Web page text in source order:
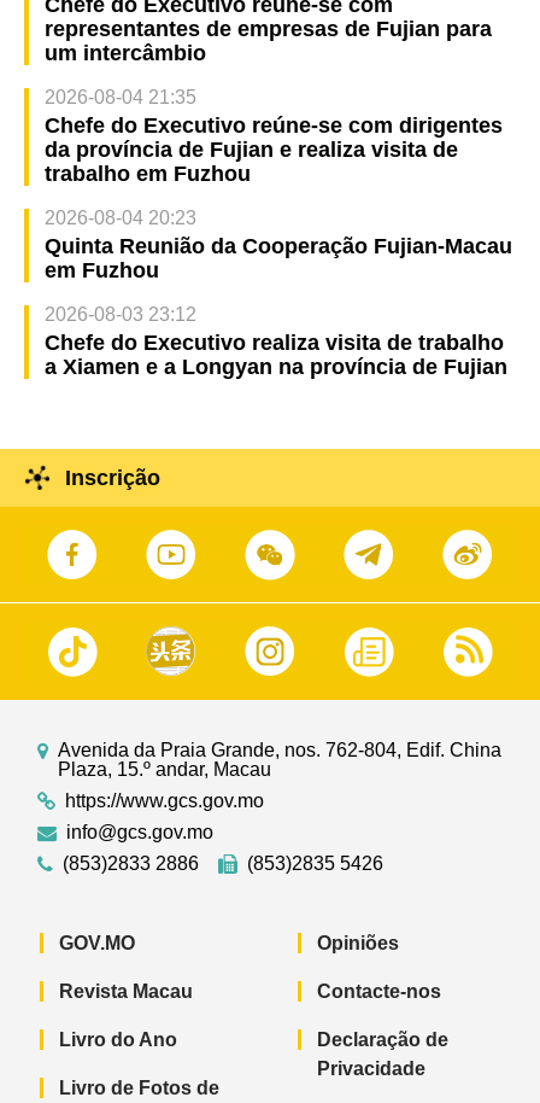
representantes de empresas de Fujian para
um intercâmbio
2026-08-04 21:35
Chefe do Executivo reúne-se com dirigentes
da província de Fujian e realiza visita de
trabalho em Fuzhou
2026-08-04 20:23
Quinta Reunião da Cooperação Fujian-Macau
em Fuzhou
2026-08-03 23:12
Chefe do Executivo realiza visita de trabalho
a Xiamen e a Longyan na província de Fujian
Inscrição
Avenida da Praia Grande, nos. 762-804, Edif. China
Plaza, 15.º andar, Macau
https://www.gcs.gov.mo
info@gcs.gov.mo
(853)2833 2886
(853)2835 5426
GOV.MO
Revista Macau
Livro do Ano
Livro de Fotos de
Opiniões
Contacte-nos
Declaração de
Privacidade